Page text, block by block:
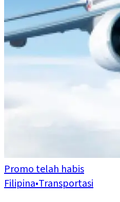
Promo telah habis
Filipina•Transportasi